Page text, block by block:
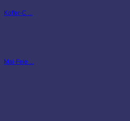
Koffer-C ...
Mai-Feie ...